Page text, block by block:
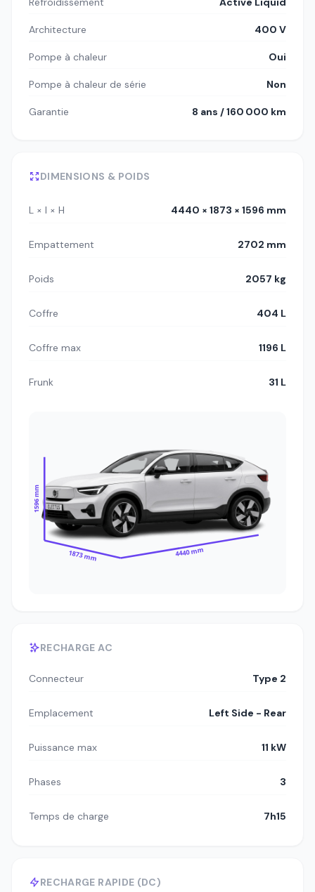
Architecture 400 V
Pompe à chaleur Oui
Pompe à chaleur de série Non
Garantie 8 ans / 160 000 km
DIMENSIONS & POIDS
L × l × H 4440 × 1873 × 1596 mm
Empattement 2702 mm
Poids 2057 kg
Coffre 404 L
Coffre max 1196 L
Frunk 31 L
1596 mm
1873 mm 4440 mm
RECHARGE AC
Connecteur Type 2
Emplacement Left Side - Rear
Puissance max 11 kW
Phases 3
Temps de charge 7h15
RECHARGE RAPIDE (DC)